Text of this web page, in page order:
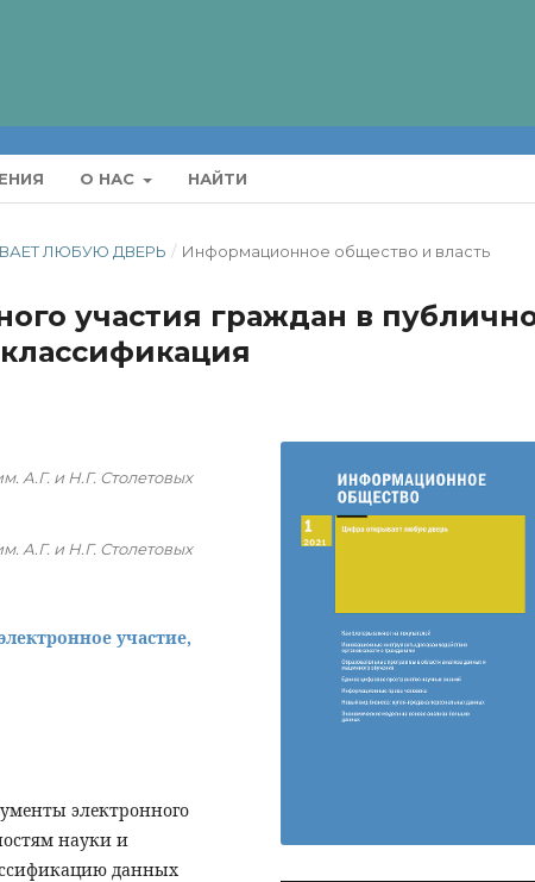
О НАС НАЙТИ
ЛЮБУЮ ДВЕРЬ / Информационное общество и власть
участия граждан в
А.Г. и Н.Г. Столетовых
А.Г. и Н.Г. Столетовых
участие,
электронного
науки и
данных